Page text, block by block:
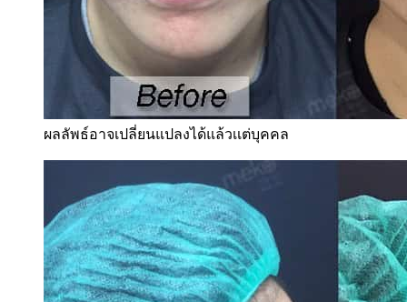
ผลลัพธ์อาจเปลี่ยนแปลงได้แล้วเเต่บุคคล